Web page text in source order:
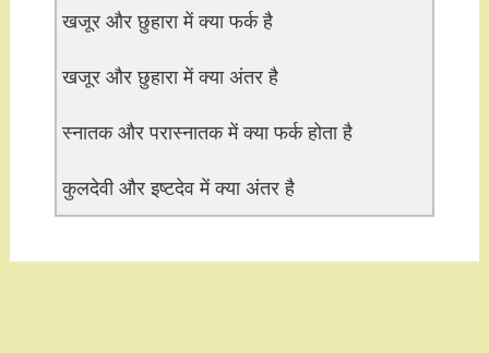
खजूर और छुहारा में क्या फर्क है
खजूर और छुहारा में क्या अंतर है
स्नातक और परास्नातक में क्या फर्क होता है
कुलदेवी और इष्टदेव में क्या अंतर है